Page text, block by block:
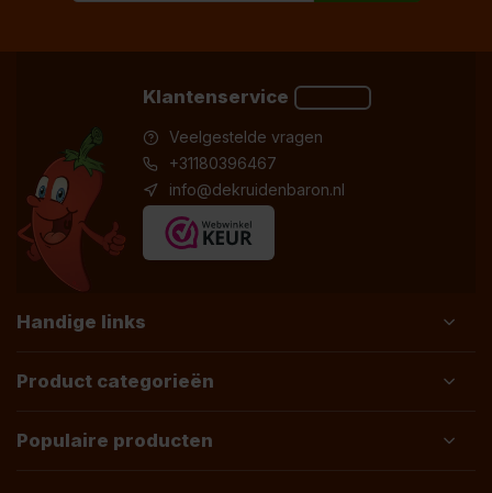
Klantenservice
Veelgestelde vragen
+31180396467
info@dekruidenbaron.nl
Handige links
Product categorieën
Populaire producten